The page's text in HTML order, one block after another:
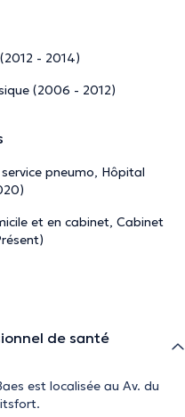
- 2014)
(2006 - 2012)
pneumo, Hôpital
et en cabinet, Cabinet
de santé
est localisée au Av. du